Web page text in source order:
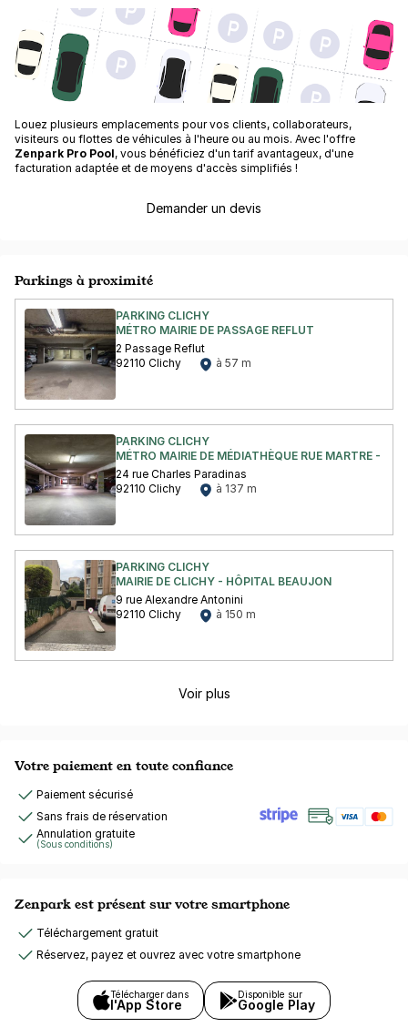
Louez plusieurs emplacements pour vos clients, collaborateurs,
visiteurs ou flottes de véhicules à l'heure ou au mois. Avec l'offre
Zenpark Pro Pool, vous bénéficiez d'un tarif avantageux, d'une
facturation adaptée et de moyens d'accès simplifiés !
Demander un devis
Parkings à proximité
PARKING CLICHY
MÉTRO MAIRIE DE PASSAGE REFLUT
2 Passage Reflut
92110 Clichy
à 57 m
PARKING CLICHY
MÉTRO MAIRIE DE MÉDIATHÈQUE RUE MARTRE -
24 rue Charles Paradinas
92110 Clichy
à 137 m
PARKING CLICHY
MAIRIE DE CLICHY - HÔPITAL BEAUJON
9 rue Alexandre Antonini
92110 Clichy
à 150 m
Voir plus
Votre paiement en toute confiance
Paiement sécurisé
Sans frais de réservation
Annulation gratuite
(Sous conditions)
Zenpark est présent sur votre smartphone
Téléchargement gratuit
Réservez, payez et ouvrez avec votre smartphone
Télécharger dans
l'App Store
Disponible sur
Google Play